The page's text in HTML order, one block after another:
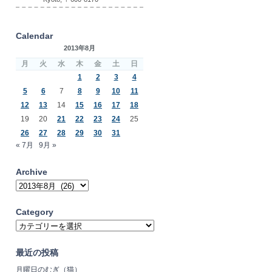
Calendar
2013年8月
月 火 水 木 金 土
日
1
2 3
4
5
6 7 8 9 10
11
12
13 14 15 16 17
18
19
20 21 22 23 24
25
26
27 28 29 30
31
« 7月
9月 »
Archive
Archive
Category
Category
最近の投稿
月曜日のむぎ（猫）